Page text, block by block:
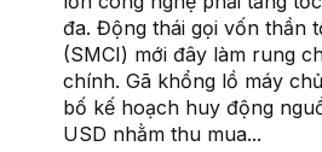
đa. Động thái gọi vốn thần
(SMCI) mới đây làm rung
chính. Gã khổng lồ máy
bố kế hoạch huy động
USD nhằm thu mua...